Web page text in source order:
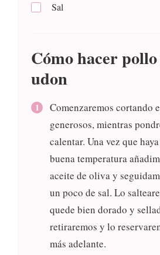
Sal
Cómo hacer
udon
Comenzaremos cortando
generosos, mientras
calentar. Una vez que
buena temperatura
aceite de oliva y
un poco de sal. Lo
quede bien dorado y
retiraremos y lo
más adelante.